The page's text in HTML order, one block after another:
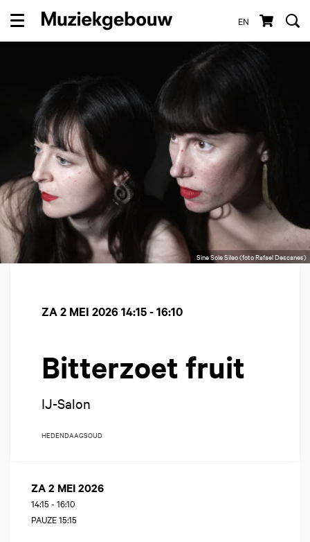
EN
Menu
Sine Sole Sileo (foto Rafael Descanes)
Bitterzoet fruit
IJ-Salon
ZA 2 MEI 2026 14:15 - 16:10
HEDENDAAGSOUD
ZA 2 MEI 2026
14:15 - 16:10
PAUZE 15:15